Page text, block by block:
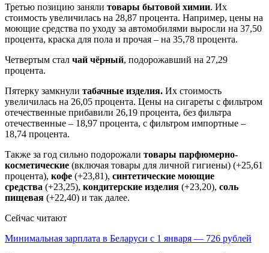
Третью позицию заняли товары бытовой химии. Их
стоимость увеличилась на 28,87 процента. Например, цены на
моющие средства по уходу за автомобилями выросли на 37,50
процента, краска для пола и прочая – на 35,78 процента.
Четвертым стал чай чёрный, подорожавший на 27,29
процента.
Пятерку замкнули табачные изделия. Их стоимость
увеличилась на 26,05 процента. Цены на сигареты с фильтром
отечественные прибавили 26,19 процента, без фильтра
отечественные – 18,97 процента, с фильтром импортные –
18,74 процента.
Также за год сильно подорожали товары парфюмерно-
косметические (включая товары для личной гигиены) (+25,61
процента), кофе (+23,81), синтетические моющие
средства (+23,25), кондитерские изделия (+23,20), соль
пищевая (+22,40) и так далее.
Сейчас читают
Минимальная зарплата в Беларуси с 1 января — 726 рублей